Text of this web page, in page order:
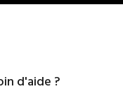
d'aide ?